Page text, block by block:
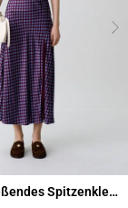
Langes fließendes Spitzenkleid